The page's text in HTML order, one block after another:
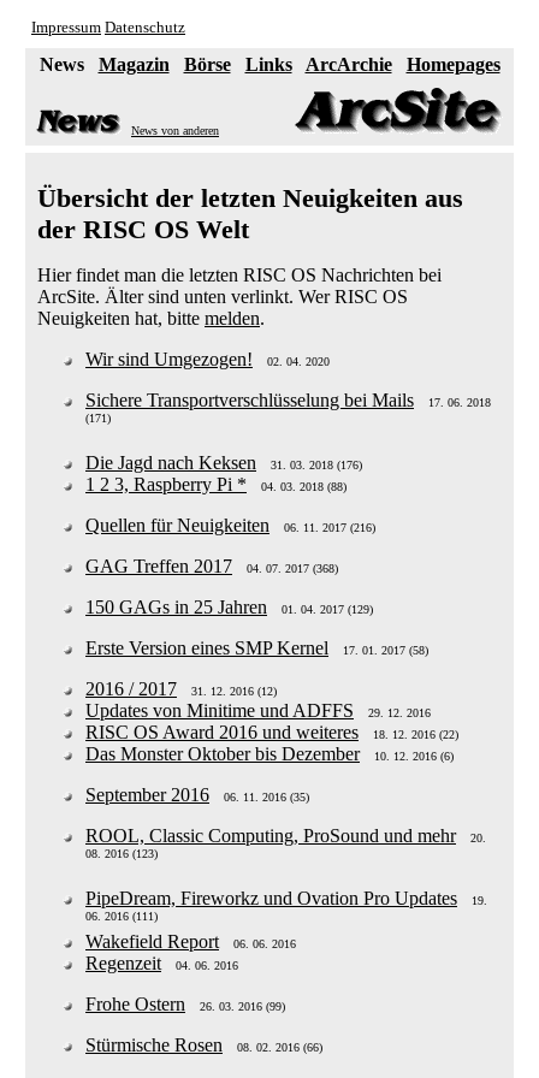
Impressum Datenschutz
News Magazin Börse Links ArcArchie Homepages
News von anderen
Übersicht der letzten Neuigkeiten aus
der RISC OS Welt
Hier findet man die letzten RISC OS Nachrichten bei
ArcSite. Älter sind unten verlinkt. Wer RISC OS
Neuigkeiten hat, bitte melden.
Wir sind Umgezogen!
02. 04. 2020
Sichere Transportverschlüsselung bei Mails 17. 06. 2018
(171)
Die Jagd nach Keksen
31. 03. 2018 (176)
1 2 3, Raspberry Pi * 04. 03. 2018 (88)
Quellen für Neuigkeiten 06. 11. 2017 (216)
GAG Treffen 2017 04. 07. 2017 (368)
150 GAGs in 25 Jahren 01. 04. 2017 (129)
Erste Version eines SMP Kernel 17. 01. 2017 (58)
2016 / 2017 31. 12. 2016 (12)
Updates von Minitime und ADFFS 29. 12. 2016
RISC OS Award 2016 und weiteres 18. 12. 2016 (22)
Das Monster Oktober bis Dezember 10. 12. 2016 (6)
September 2016 06. 11. 2016 (35)
ROOL, Classic Computing, ProSound und mehr 20.
08. 2016 (123)
PipeDream, Fireworkz und Ovation Pro Updates
19.
06. 2016 (111)
Wakefield Report
06. 06. 2016
Regenzeit 04. 06. 2016
Frohe Ostern 26. 03. 2016 (99)
Stürmische Rosen 08. 02. 2016 (66)